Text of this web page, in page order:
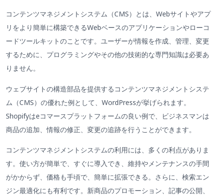
コンテンツマネジメントシステム（CMS）とは、Webサイトやアプ
リをより簡単に構築できるWebベースのアプリケーションやローコ
ードツールキットのことです。ユーザーが情報を作成、管理、変更
するために、プログラミングやその他の技術的な専門知識は必要あ
りません。
ウェブサイトの構造部品を提供するコンテンツマネジメントシステ
ム（CMS）の優れた例として、WordPressが挙げられます。
Shopifyはeコマースプラットフォームの良い例で、ビジネスマンは
商品の追加、情報の修正、変更の追跡を行うことができます。
コンテンツマネジメントシステムの利用には、多くの利点がありま
す。使い方が簡単で、すぐに導入でき、維持やメンテナンスの手間
がかからず、価格も手頃で、簡単に拡張できる。さらに、検索エン
ジン最適化にも有利です。新商品のプロモーション、記事の公開、